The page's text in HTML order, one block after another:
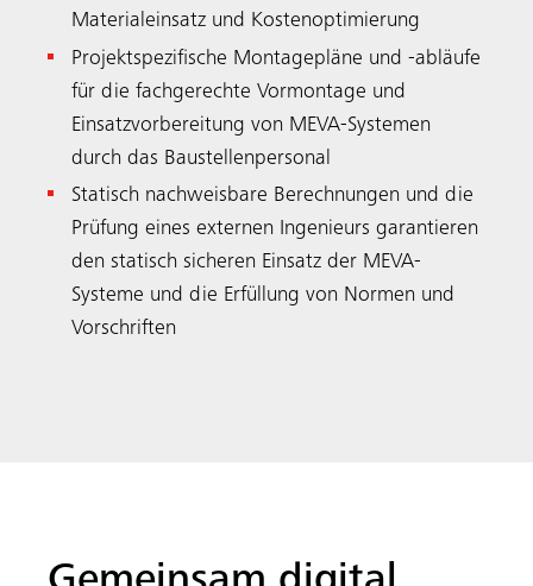
Materialeinsatz und Kostenoptimierung
Projektspezifische Montagepläne und -abläufe
für die fachgerechte Vormontage und
Einsatzvorbereitung von MEVA-Systemen
durch das Baustellenpersonal
Statisch nachweisbare Berechnungen und die
Prüfung eines externen Ingenieurs garantieren
den statisch sicheren Einsatz der MEVA-
Systeme und die Erfüllung von Normen und
Vorschriften